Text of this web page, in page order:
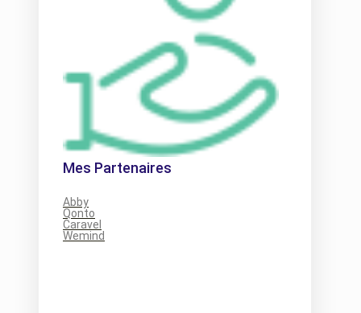
Mes Partenaires
Abby
Qonto
Caravel
Wemind